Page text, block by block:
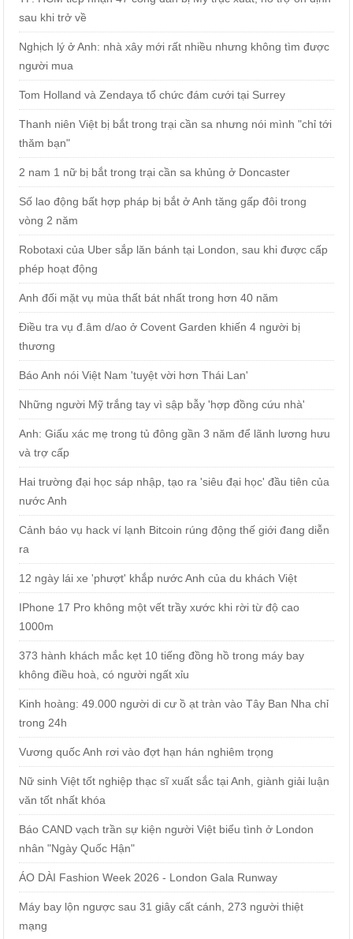
sau khi trở về
Nghịch lý ở Anh: nhà xây mới rất nhiều nhưng không tìm được
người mua
Tom Holland và Zendaya tổ chức đám cưới tại Surrey
Thanh niên Việt bị bắt trong trại cần sa nhưng nói mình "chỉ tới
thăm bạn"
2 nam 1 nữ bị bắt trong trại cần sa khủng ở Doncaster
Số lao động bất hợp pháp bị bắt ở Anh tăng gấp đôi trong
vòng 2 năm
Robotaxi của Uber sắp lăn bánh tại London, sau khi được cấp
phép hoạt động
Anh đối mặt vụ mùa thất bát nhất trong hơn 40 năm
Điều tra vụ đ.âm d/ao ở Covent Garden khiến 4 người bị
thương
Báo Anh nói Việt Nam 'tuyệt vời hơn Thái Lan'
Những người Mỹ trắng tay vì sập bẫy 'hợp đồng cứu nhà'
Anh: Giấu xác mẹ trong tủ đông gần 3 năm để lãnh lương hưu
và trợ cấp
Hai trường đại học sáp nhập, tạo ra 'siêu đại học' đầu tiên của
nước Anh
Cảnh báo vụ hack ví lạnh Bitcoin rúng động thế giới đang diễn
ra
12 ngày lái xe 'phượt' khắp nước Anh của du khách Việt
IPhone 17 Pro không một vết trầy xước khi rời từ độ cao
1000m
373 hành khách mắc kẹt 10 tiếng đồng hồ trong máy bay
không điều hoà, có người ngất xỉu
Kinh hoàng: 49.000 người di cư ồ ạt tràn vào Tây Ban Nha chỉ
trong 24h
Vương quốc Anh rơi vào đợt hạn hán nghiêm trọng
Nữ sinh Việt tốt nghiệp thạc sĩ xuất sắc tại Anh, giành giải luận
văn tốt nhất khóa
Báo CAND vạch trần sự kiện người Việt biểu tình ở London
nhân "Ngày Quốc Hận"
ÁO DÀI Fashion Week 2026 - London Gala Runway
Máy bay lộn ngược sau 31 giây cất cánh, 273 người thiệt
mạng